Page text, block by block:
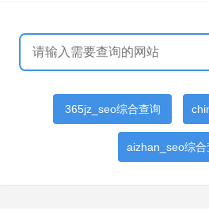
365jz_seo综合查询
aizhan_seo综合